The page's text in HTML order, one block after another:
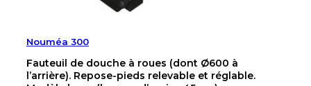
Nouméa 300
Fauteuil de douche à roues (dont Ø600 à
l’arrière). Repose-pieds relevable et réglable.